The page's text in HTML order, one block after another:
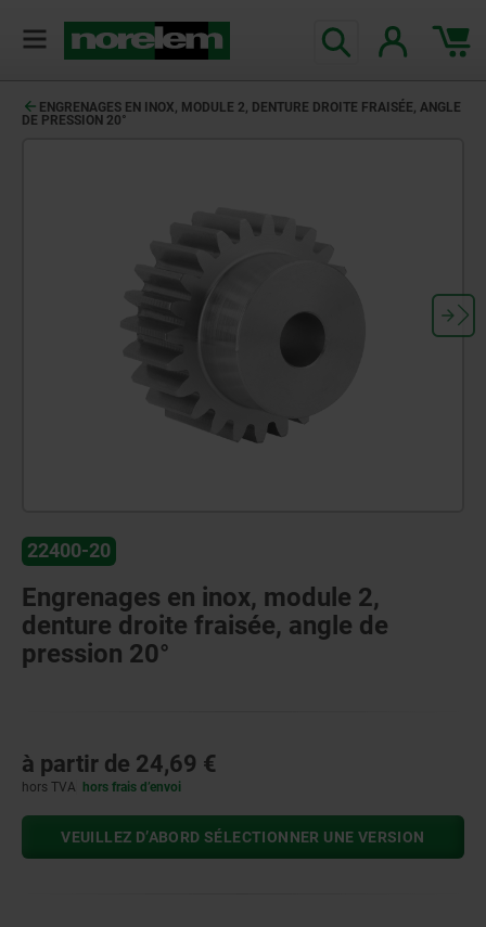
ENGRENAGES EN INOX, MODULE 2, DENTURE DROITE FRAISÉE, ANGLE
DE PRESSION 20°
22400-20
Engrenages en inox, module 2,
denture droite fraisée, angle de
pression 20°
à partir de 24,69 €
hors TVA hors frais d’envoi
VEUILLEZ D’ABORD SÉLECTIONNER UNE VERSION